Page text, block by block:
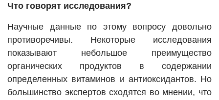
Что говорят исследования?
Научные данные по этому вопросу довольно
противоречивы. Некоторые исследования
показывают небольшое преимущество
органических продуктов в содержании
определенных витаминов и антиоксидантов. Но
большинство экспертов сходятся во мнении, что